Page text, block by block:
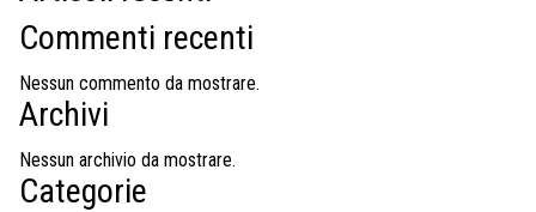
EVENTI
PALAZZO DELLE MUSE
Commenti recenti
Nessun commento da mostrare.
Archivi
Nessun archivio da mostrare.
Categorie